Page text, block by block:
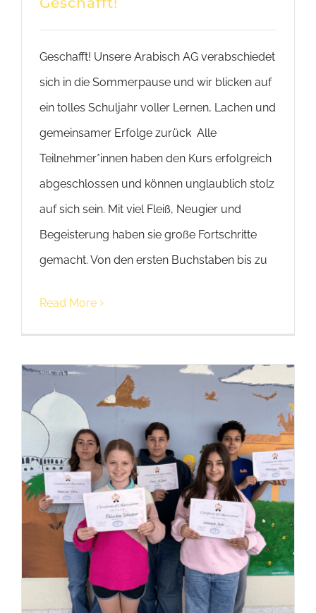
Geschafft! Unsere Arabisch AG verabschiedet
sich in die Sommerpause und wir blicken auf
ein tolles Schuljahr voller Lernen, Lachen und
gemeinsamer Erfolge zurück Alle
Teilnehmer*innen haben den Kurs erfolgreich
abgeschlossen und können unglaublich stolz
auf sich sein. Mit viel Fleiß, Neugier und
Begeisterung haben sie große Fortschritte
gemacht. Von den ersten Buchstaben bis zu
Read More